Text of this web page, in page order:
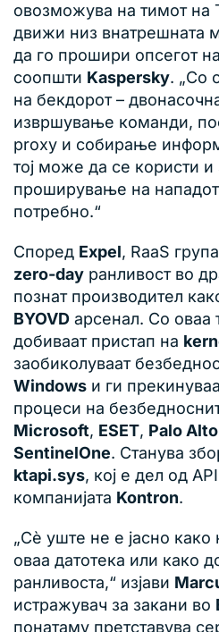
овозможува на тимот на
движи низ внатрешната
да го прошири опсегот
соопшти Kaspersky. „Со
на бекдорот –
извршување команди,
proxy и собирање
тој може да се користи
проширување на нападот
потребно.“
Според Expel, RaaS
zero-day ранливост во
познат производител
BYOVD арсенал. Со оваа
добиваат пристап на
заобиколуваат
Windows и ги
процеси на
Microsoft, ESET, Palo
SentinelOne. Станува
ktapi.sys, кој е дел од
компанијата Kontron.
„Сè уште не е јасно
оваа датотека или како
ранливоста,“ изјави
истражувач за закани во
понатаму претставува